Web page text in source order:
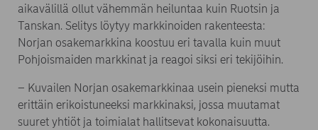
aikavälillä ollut vähemmän heiluntaa kuin Ruotsin ja
Tanskan. Selitys löytyy markkinoiden rakenteesta:
Norjan osakemarkkina koostuu eri tavalla kuin muut
Pohjoismaiden markkinat ja reagoi siksi eri tekijöihin.
– Kuvailen Norjan osakemarkkinaa usein pieneksi mutta
erittäin erikoistuneeksi markkinaksi, jossa muutamat
suuret yhtiöt ja toimialat hallitsevat kokonaisuutta.